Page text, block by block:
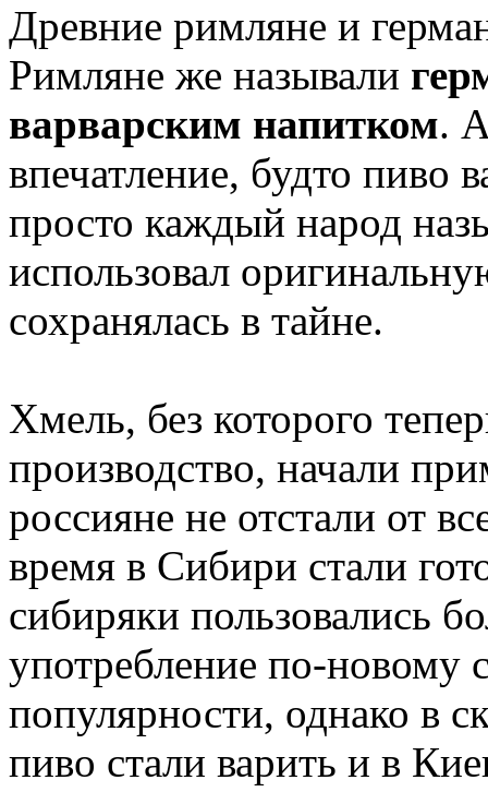
Древние римляне и
Римляне же называли
варварским напитком.
впечатление, будто пиво
просто каждый народ
использовал
сохранялась в тайне.
Хмель, без которого
производство, начали
россияне не отстали от
время в Сибири стали
сибиряки пользовались
употребление по-новому
популярности, однако в
пиво стали варить и в